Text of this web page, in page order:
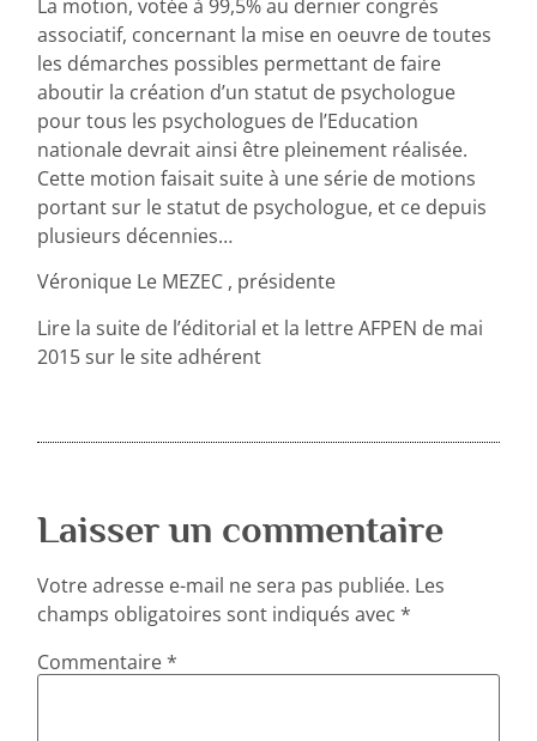
La motion, votée à 99,5% au dernier congrès
associatif, concernant la mise en oeuvre de toutes
les démarches possibles permettant de faire
aboutir la création d’un statut de psychologue
pour tous les psychologues de l’Education
nationale devrait ainsi être pleinement réalisée.
Cette motion faisait suite à une série de motions
portant sur le statut de psychologue, et ce depuis
plusieurs décennies…
Véronique Le MEZEC , présidente
Lire la suite de l’éditorial et la lettre AFPEN de mai
2015 sur le site adhérent
Laisser un commentaire
Votre adresse e-mail ne sera pas publiée. Les
champs obligatoires sont indiqués avec*
Commentaire*